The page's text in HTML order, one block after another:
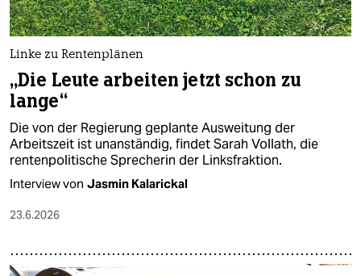
Linke zu Rentenplänen
„Die Leute arbeiten jetzt schon zu
lange“
Die von der Regierung geplante Ausweitung der
Arbeitszeit ist unanständig, findet Sarah Vollath, die
rentenpolitische Sprecherin der Linksfraktion.
Interview von Jasmin Kalarickal
23.6.2026